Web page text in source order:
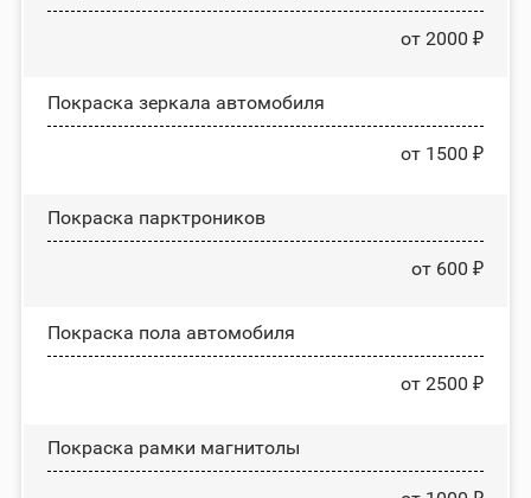
от 2000 ₽
Покраска зеркала автомобиля
от 1500 ₽
Покраска парктроников
от 600 ₽
Покраска пола автомобиля
от 2500 ₽
Покраска рамки магнитолы